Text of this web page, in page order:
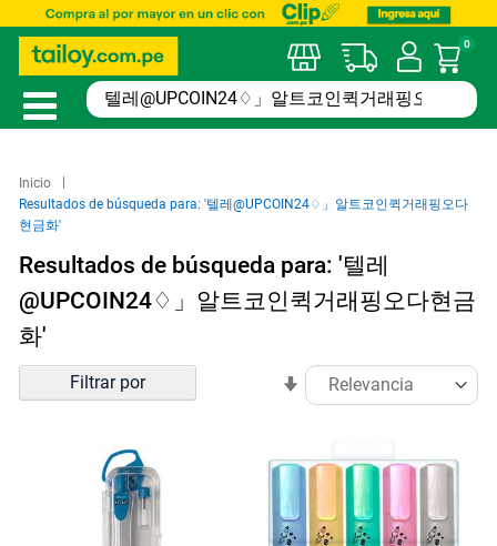
Mi
0
Inicio
Resultados de búsqueda para: '텔레@UPCOIN24♢」알트코인퀵거래핑오다
현금화'
Resultados de búsqueda para: '텔레
@UPCOIN24♢」알트코인퀵거래핑오다현금
화'
Ordenar
por
sentido
Filtrar por